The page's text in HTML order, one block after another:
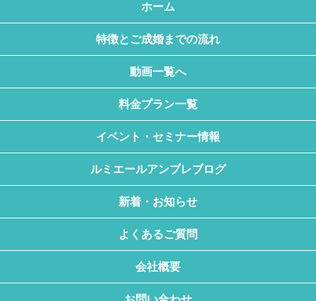
ホーム
特徴とご成婚までの流れ
動画一覧へ
料金プラン一覧
イベント・セミナー情報
ルミエールアンブレブログ
新着・お知らせ
よくあるご質問
会社概要